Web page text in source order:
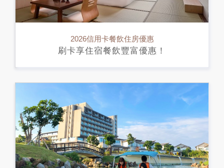
2026信用卡餐飲住房優惠
刷卡享住宿餐飲豐富優惠！